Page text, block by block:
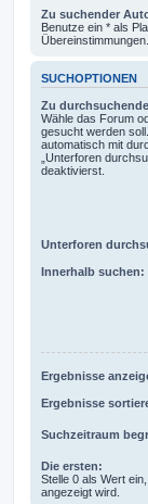
Zu suchender
Benutze ein * als
Übereinstimmungen.
SUCHOPTIONEN
Zu
Wähle das Forum
gesucht werden
automatisch mit
„Unterforen
deaktivierst.
Unterforen
Innerhalb suchen:
Ergebnisse
Ergebnisse
Suchzeitraum
Die ersten:
Stelle 0 als Wert
angezeigt wird.